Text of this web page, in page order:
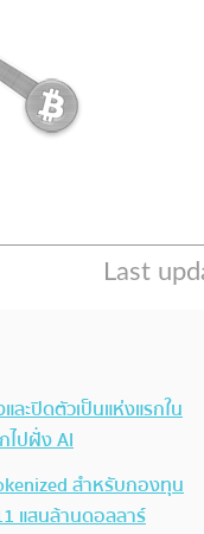
ละปิดตัวเป็นแห่งแรกใน
ไปฝั่ง AI
สำหรับกองทุน
แสนล้านดอลลาร์